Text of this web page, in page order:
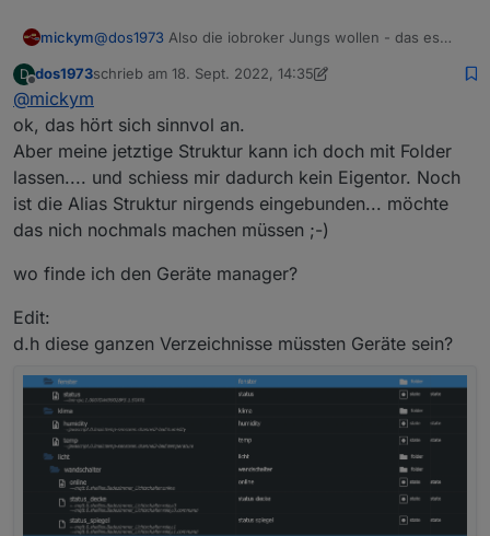
mickym@dos1973 Also die iobroker Jungs wollen - das es
Auswahl von Zuständen (states) gibt. So kann man
dimmen etc. - Nicht standard wird WLAN sein, da es ja
auch Zigbee und andere Lampen gibt. Die Idee, die
wohl dahinter steht ist, dass man für bestimmte
Gerätetypen dann auch ein bestimmtes Verhalten
global vordefinieren kann. Eine Lampe wird also in der
Regel keine Werte für die Luftfeuchtigkeit liefern.
D
Offline
dos1973schrieb am 18. Sept. 2022, 14:35
zuletzt editiert von dos1973
@mickym
ok, das hört sich sinnvol an.
Aber meine jetztige Struktur kann ich doch mit Folder
lassen.... und schiess mir dadurch kein Eigentor. Noch
ist die Alias Struktur nirgends eingebunden... möchte
das nich nochmals machen müssen ;-)
wo finde ich den Geräte manager?
Edit:
d.h diese ganzen Verzeichnisse müssten Geräte sein?